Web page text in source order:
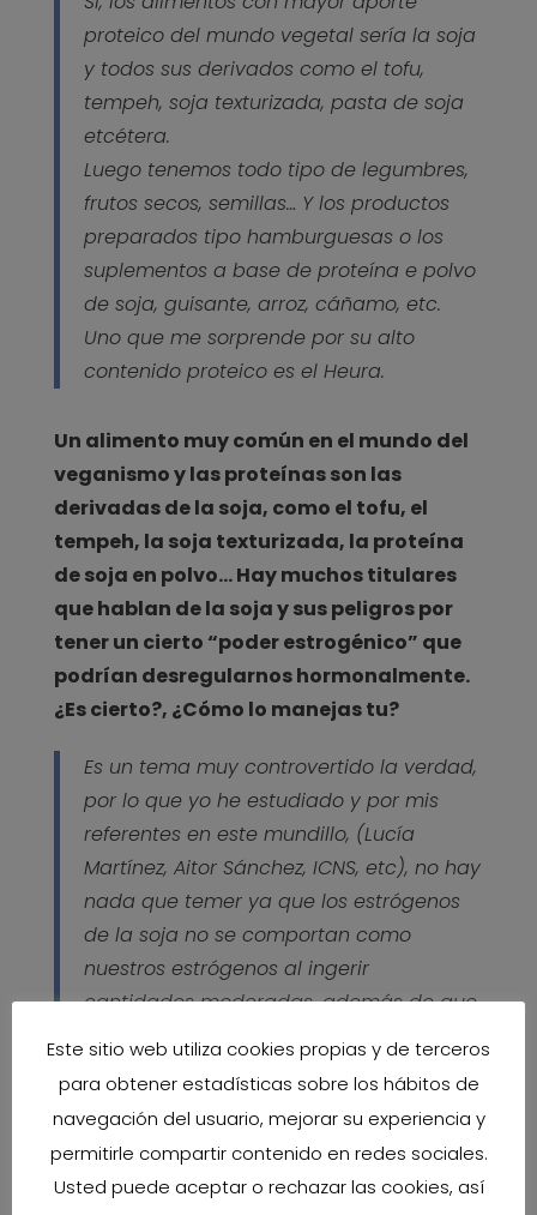
proteico del mundo vegetal sería la soja
y todos sus derivados como el tofu,
tempeh, soja texturizada, pasta de soja
etcétera.
Luego tenemos todo tipo de legumbres,
frutos secos, semillas… Y los productos
preparados tipo hamburguesas o los
suplementos a base de proteína e polvo
de soja, guisante, arroz, cáñamo, etc.
Uno que me sorprende por su alto
contenido proteico es el Heura.
Un alimento muy común en el mundo del
veganismo y las proteínas son las
derivadas de la soja, como el tofu, el
tempeh, la soja texturizada, la proteína
de soja en polvo… Hay muchos titulares
que hablan de la soja y sus peligros por
tener un cierto “poder estrogénico” que
podrían desregularnos hormonalmente.
¿Es cierto?, ¿Cómo lo manejas tu?
Es un tema muy controvertido la verdad,
por lo que yo he estudiado y por mis
referentes en este mundillo, (Lucía
Martínez, Aitor Sánchez, ICNS, etc), no hay
nada que temer ya que los estrógenos
de la soja no se comportan como
nuestros estrógenos al ingerir
cantidades moderadas, además de que
los estudios que han causado tanto
revuelo han sido en ratas, por lo que no
mujeres.
De hecho, estudios hechos en mujeres
arrojan resultados positivos en algunos
Este sitio web utiliza cookies propias y de terceros
para obtener estadísticas sobre los hábitos de
navegación del usuario, mejorar su experiencia y
permitirle compartir contenido en redes sociales.
Usted puede aceptar o rechazar las cookies, así